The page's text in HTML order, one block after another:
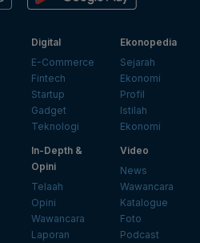
Digital
E-Commerce
Fintech
Startup
Gadget
Teknologi
Ekonopedia
Sejarah
Ekonomi
Profil
Istilah
Ekonomi
In-Depth &
Opini
Telaah
Opini
Wawancara
Laporan
Video
News
Wawancara
Katalogue
Foto
Podcast